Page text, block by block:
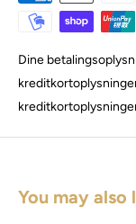
Dine
You may also